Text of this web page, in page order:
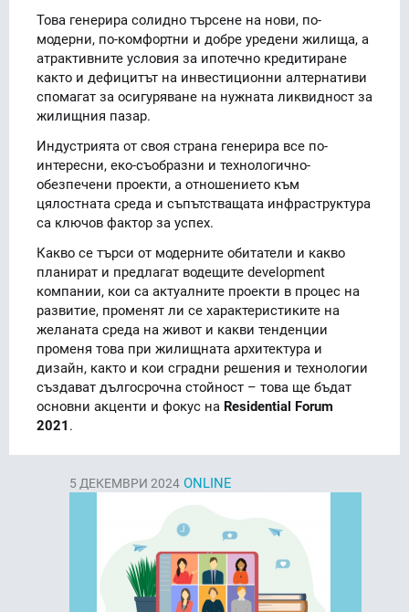
Това генерира солидно търсене на нови, по-
модерни, по-комфортни и добре уредени жилища, а
атрактивните условия за ипотечно кредитиране
както и дефицитът на инвестиционни алтернативи
спомагат за осигуряване на нужната ликвидност за
жилищния пазар.
Индустрията от своя страна генерира все по-
интересни, еко-съобразни и технологично-
обезпечени проекти, а отношението към
цялостната среда и съпътстващата инфраструктура
са ключов фактор за успех.
Какво се търси от модерните обитатели и какво
планират и предлагат водещите development
компании, кои са актуалните проекти в процес на
развитие, променят ли се характеристиките на
желаната среда на живот и какви тенденции
променя това при жилищната архитектура и
дизайн, както и кои сградни решения и технологии
създават дългосрочна стойност – това ще бъдат
основни акценти и фокус на Residential Forum
2021 .
5 ДЕКЕМВРИ 2024 ONLINE